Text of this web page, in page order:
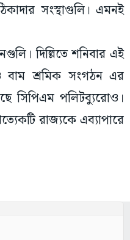
সংস্থাগুলি। এমনই
দিল্লিতে শনিবার এই
ও বাম শ্রমিক সংগঠন এর
সিপিএম পলিটব্যুরোও।
রাজ্যকে এব্যাপারে